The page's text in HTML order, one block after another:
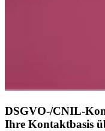
DSGVO-/CNIL-
Ihre Kontaktbasis